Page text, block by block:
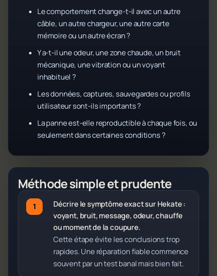
Le comportement change-t-il avec un autre
câble, un autre chargeur, une autre carte
mémoire ou un autre écran ?
Y a-t-il une odeur, une zone chaude, un bruit
mécanique, une vibration ou un voyant
inhabituel ?
Les données, captures, sauvegardes ou profils
utilisateur sont-ils importants ?
La panne est-elle reproductible à chaque fois, ou
seulement dans certaines conditions ?
Méthode simple et prudente
Décrire le symptôme exact sur Hekate :
voyant, bruit, message, odeur, chauffe
ou moment de la coupure.
Cette étape évite les conclusions trop
rapides. Une réparation fiable commence
souvent par un test banal mais bien fait.